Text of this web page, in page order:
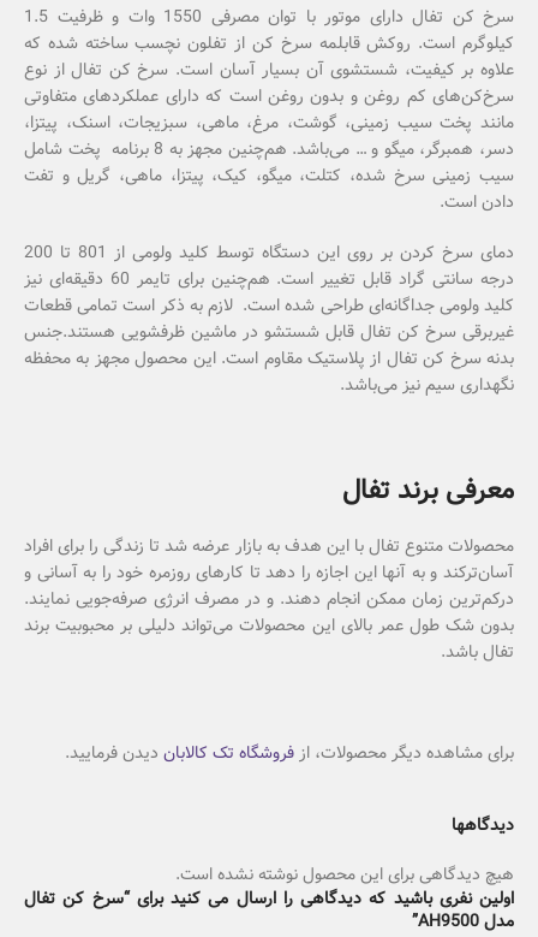
سرخ کن تفال دارای موتور با توان مصرفی 1550 وات و ظرفیت 1.5
کیلوگرم است. روکش قابلمه سرخ کن از تفلون نچسب ساخته شده که
علاوه بر کیفیت، شستشوی آن بسیار آسان است. سرخ کن تفال از نوع
سرخ‌کن‌های کم روغن و بدون روغن است که دارای عملکردهای متفاوتی
مانند پخت سیب زمینی، گوشت، مرغ، ماهی، سبزیجات، اسنک، پیتزا،
دسر، همبرگر، میگو و … می‌باشد. هم‌چنین مجهز به 8 برنامه پخت شامل
سیب زمینی سرخ شده، کتلت، میگو، کیک، پیتزا، ماهی، گریل و تفت
دادن است.
دمای سرخ کردن بر روی این دستگاه توسط کلید ولومی از 801 تا 200
درجه سانتی گراد قابل تغییر است. هم‌چنین برای تایمر 60 دقیقه‌ای نیز
کلید ولومی جداگانه‌ای طراحی شده است. لازم به ذکر است تمامی قطعات
غیربرقی سرخ کن تفال قابل شستشو در ماشین ظرفشویی هستند.جنس
بدنه سرخ کن تفال از پلاستیک مقاوم است. این محصول مجهز به محفظه
نگهداری سیم نیز می‌باشد.
معرفی برند تفال
محصولات متنوع تفال با این هدف به بازار عرضه شد تا زندگی را برای افراد
آسان‌ترکند و به آنها این اجازه را دهد تا کارهای روزمره خود را به آسانی و
درکم‌ترین زمان ممکن انجام دهند. و در مصرف انرژی صرفه‌جویی نمایند.
بدون شک طول عمر بالای این محصولات می‌تواند دلیلی بر محبوبیت برند
تفال باشد.
برای مشاهده دیگر محصولات، از فروشگاه تک کالابان دیدن فرمایید.
دیدگاهها
هیچ دیدگاهی برای این محصول نوشته نشده است.
اولین نفری باشید که دیدگاهی را ارسال می کنید برای “سرخ کن تفال
مدل AH9500”